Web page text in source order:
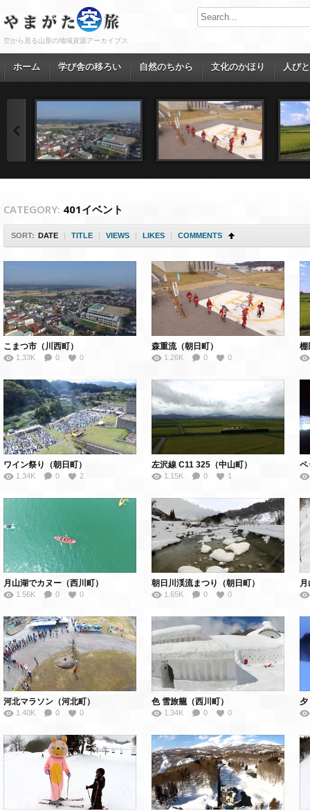
空から見る山形の地域資源アーカイブス
ホーム 学び舎の移ろい 自然のちから 文化のかほり 人び
CATEGORY: 401イベント
SORT: DATE | TITLE | VIEWS | LIKES | COMMENTS
こまつ市（川西町）
1.33K 0 0
森重流（朝日町）
1.26K 0 0
棚
ワイン祭り（朝日町）
1.34K 0 2
左沢線 C11 325（中山町）
1.15K 0 1
月山湖でカヌー（西川町）
1.56K 0 0
朝日川渓流まつり（朝日町）
1.65K 0 0
月
河北マラソン（河北町）
1.40K 0 0
色 雪旅籠（西川町）
1.34K 0 0
夕